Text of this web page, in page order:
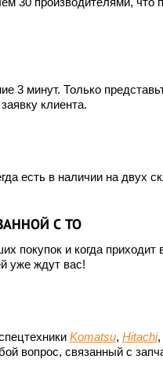
3 минут. Только
клиента.
есть в наличии на двух
С ТО
покупок и когда приходит
уже ждут вас!
Komatsu, Hitachi,
вопрос, связанный с